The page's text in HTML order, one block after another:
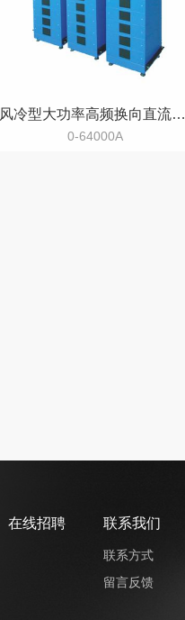
风冷型大功率高频换向直流电源
0-64000A
在线招聘 联系我们
联系方式
留言反馈